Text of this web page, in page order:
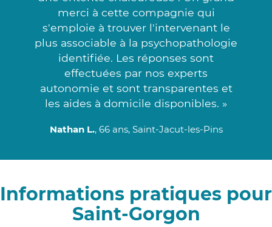
merci à cette compagnie qui
s'emploie à trouver l'intervenant le
plus associable à la psychopathologie
identifiée. Les réponses sont
effectuées par nos experts
autonomie et sont transparentes et
les aides à domicile disponibles. »
Nathan L., 66 ans, Saint-Jacut-les-Pins
Informations pratiques pour
Saint-Gorgon